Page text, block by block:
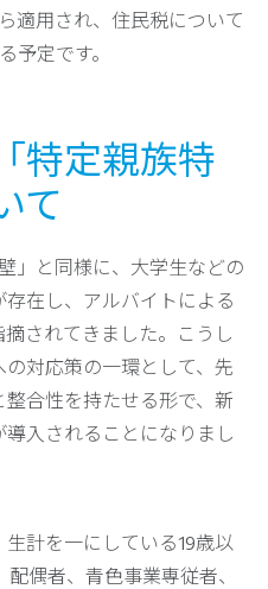
適用され、住民税について
予定です。
特定親族特
て
」と同様に、大学生などの
在し、アルバイトによる
されてきました。こうし
対応策の一環として、先
合性を持たせる形で、新
入されることになりまし
計を一にしている19歳以
偶者、青色事業専従者、